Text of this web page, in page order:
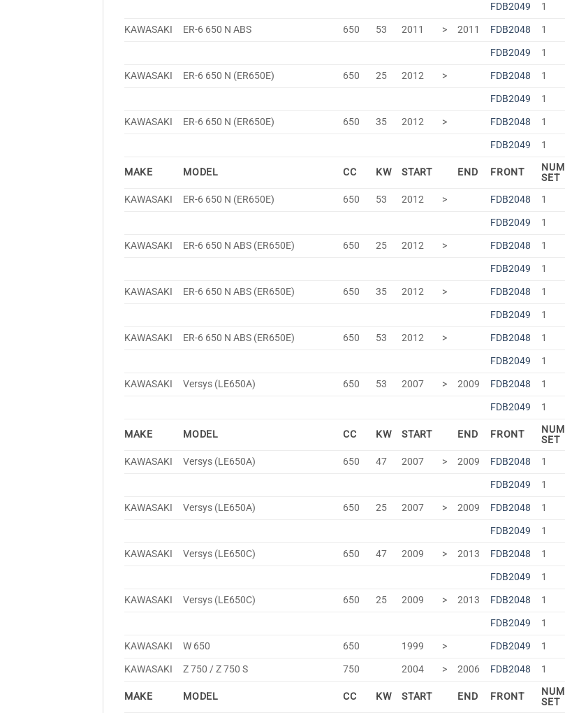
FDB2049
1
KAWASAKI
ER-6 650 N ABS 650 53 2011 > 2011 FDB2048 1
FDB2049
1
KAWASAKI
ER-6 650 N (ER650E) 650 25 2012 > FDB2048 1
FDB2049
1
KAWASAKI
ER-6 650 N (ER650E) 650 35 2012 > FDB2048 1
FDB2049
1
MAKE MODEL CC KW START END FRONT
NUM
SET
KAWASAKI ER-6 650 N (ER650E) 650 53 2012 > FDB2048 1
FDB2049
1
KAWASAKI
ER-6 650 N ABS (ER650E) 650 25 2012 > FDB2048 1
FDB2049
1
KAWASAKI
ER-6 650 N ABS (ER650E) 650 35 2012 > FDB2048 1
FDB2049
1
KAWASAKI
ER-6 650 N ABS (ER650E) 650 53 2012 > FDB2048 1
FDB2049
1
KAWASAKI
Versys (LE650A) 650 53 2007 > 2009 FDB2048 1
FDB2049
1
MAKE MODEL CC KW START END FRONT
NUM
SET
KAWASAKI Versys (LE650A) 650 47 2007 > 2009 FDB2048 1
FDB2049
1
KAWASAKI
Versys (LE650A) 650 25 2007 > 2009 FDB2048 1
FDB2049
1
KAWASAKI
Versys (LE650C) 650 47 2009 > 2013 FDB2048 1
FDB2049
1
KAWASAKI
Versys (LE650C) 650 25 2009 > 2013 FDB2048 1
FDB2049
1
KAWASAKI
W 650 650 1999 > FDB2049 1
KAWASAKI
Z 750 / Z 750 S 750 2004 > 2006 FDB2048 1
MAKE MODEL CC KW START END FRONT
NUM
SET